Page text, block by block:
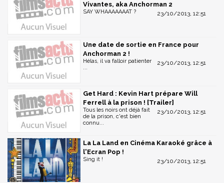
Vivantes, aka Anchorman 2
23/10/2013, 12:51
SAY WHAAAAAAAT ?
Une date de sortie en France pour
Anchorman 2 !
23/10/2013, 12:51
Hélas, il va falloir patienter
...
Get Hard : Kevin Hart prépare Will
Ferrell à la prison ! [Trailer]
23/10/2013, 12:51
Tous les noirs ont déjà fait
de la prison, c'est bien
connu...
La La Land en Cinéma Karaoké grâce à
l'Ecran Pop !
23/10/2013, 12:51
Sing it !